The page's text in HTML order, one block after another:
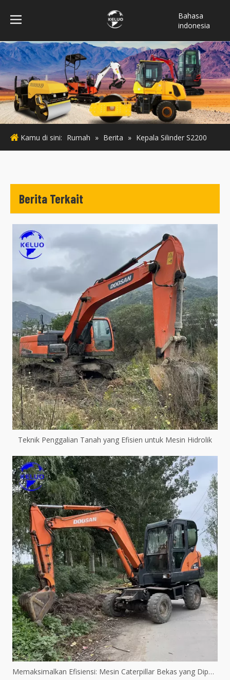
Bahasa
indonesia
Türk dili
ไทย
Italiano
Deutsch
Português
Español
Pусский
Kamu di sini: Rumah » Berita » Kepala Silinder S2200
Berita Terkait
Teknik Penggalian Tanah yang Efisien untuk Mesin Hidrolik
Memaksimalkan Efisiensi: Mesin Caterpillar Bekas yang Diperbaharui